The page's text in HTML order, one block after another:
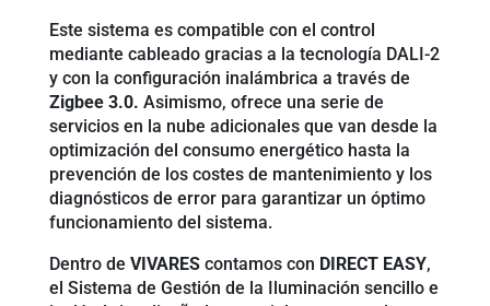
Este sistema es compatible con el control
mediante cableado gracias a la tecnología DALI-2
y con la configuración inalámbrica a través de
Zigbee 3.0. Asimismo, ofrece una serie de
servicios en la nube adicionales que van desde la
optimización del consumo energético hasta la
prevención de los costes de mantenimiento y los
diagnósticos de error para garantizar un óptimo
funcionamiento del sistema.
Dentro de VIVAREScontamos con DIRECT EASY,
el Sistema de Gestión de la Iluminación sencillo e